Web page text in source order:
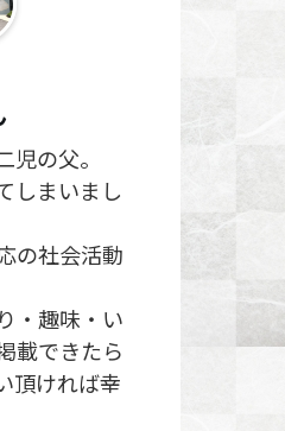
児の父。
しまいまし
の社会活動
・趣味・い
載できたら
頂ければ幸